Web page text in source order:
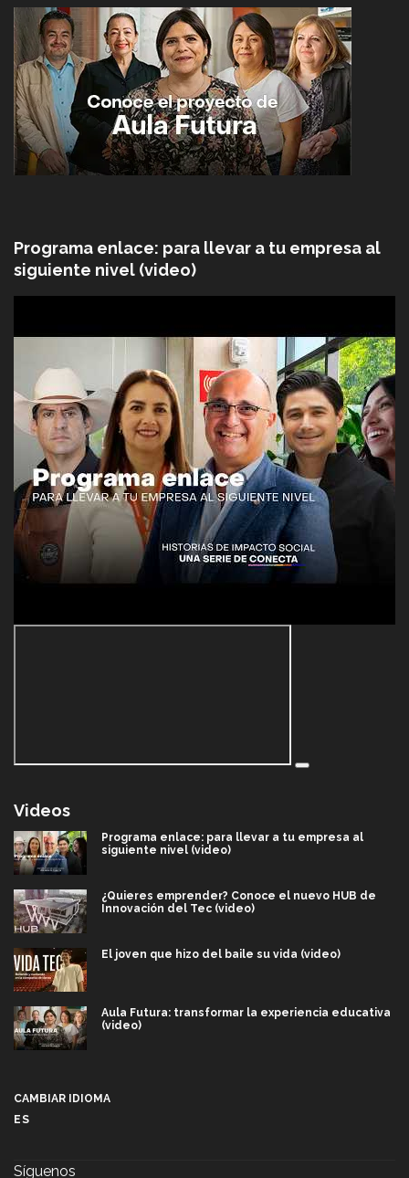
Programa enlace: para llevar a tu empresa al
siguiente nivel (video)
Videos
Programa enlace: para llevar a tu empresa al
siguiente nivel (video)
¿Quieres emprender? Conoce el nuevo HUB de
Innovación del Tec (video)
El joven que hizo del baile su vida (video)
Aula Futura: transformar la experiencia educativa
(video)
CAMBIAR IDIOMA
ES
Síguenos